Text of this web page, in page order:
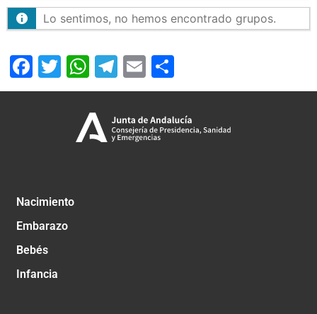
Lo sentimos, no hemos encontrado grupos.
Facebook
Twitter
WhatsApp
Telegram
Email
Nacimiento
Embarazo
Bebés
Infancia